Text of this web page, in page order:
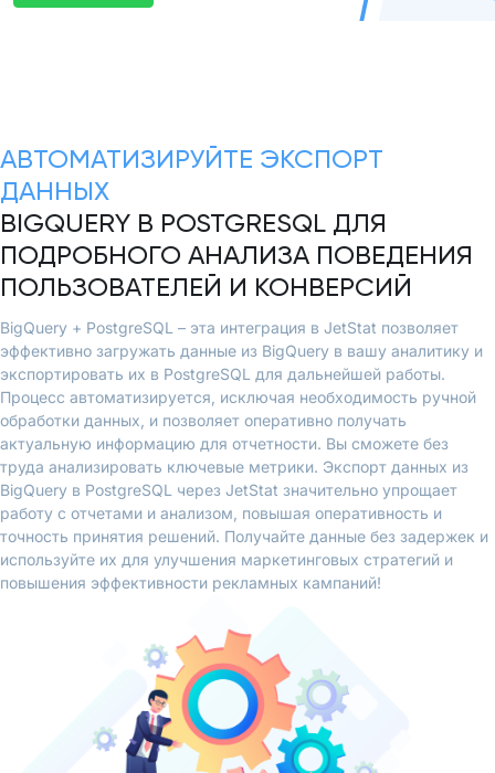
АВТОМАТИЗИРУЙТЕ ЭКСПОРТ
ДАННЫХ
BIGQUERY В POSTGRESQL ДЛЯ
ПОДРОБНОГО АНАЛИЗА ПОВЕДЕНИЯ
ПОЛЬЗОВАТЕЛЕЙ И КОНВЕРСИЙ
BigQuery + PostgreSQL – эта интеграция в JetStat позволяет
эффективно загружать данные из BigQuery в вашу аналитику и
экспортировать их в PostgreSQL для дальнейшей работы.
Процесс автоматизируется, исключая необходимость ручной
обработки данных, и позволяет оперативно получать
актуальную информацию для отчетности. Вы сможете без
труда анализировать ключевые метрики. Экспорт данных из
BigQuery в PostgreSQL через JetStat значительно упрощает
работу с отчетами и анализом, повышая оперативность и
точность принятия решений. Получайте данные без задержек и
используйте их для улучшения маркетинговых стратегий и
повышения эффективности рекламных кампаний!